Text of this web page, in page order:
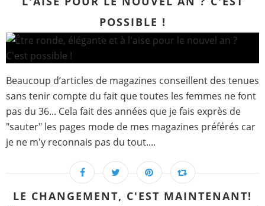
POSSIBLE !
Beaucoup d’articles de magazines conseillent des tenues
sans tenir compte du fait que toutes les femmes ne font
pas du 36... Cela fait des années que je fais exprès de
"sauter" les pages mode de mes magazines préférés car
je ne m'y reconnais pas du tout....
LE CHANGEMENT, C'EST MAINTENANT!